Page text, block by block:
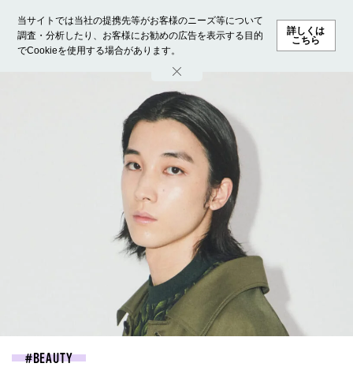
当サイトでは当社の提携先等がお客様のニーズ等について
調査・分析したり、お客様にお勧めの広告を表示する目的
でCookieを使用する場合があります。
詳しくは
こちら
ホーム モデル募集 ランキング ファッション ビューテ
BEAUTY